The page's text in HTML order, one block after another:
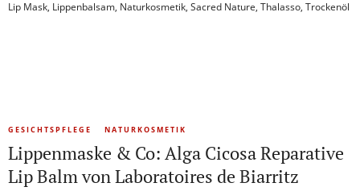
Lip Mask, Lippenbalsam, Naturkosmetik, Sacred Nature, Thalasso, Trockenöl
GESICHTSPFLEGE NATURKOSMETIK
Lippenmaske & Co: Alga Cicosa Reparative
Lip Balm von Laboratoires de Biarritz